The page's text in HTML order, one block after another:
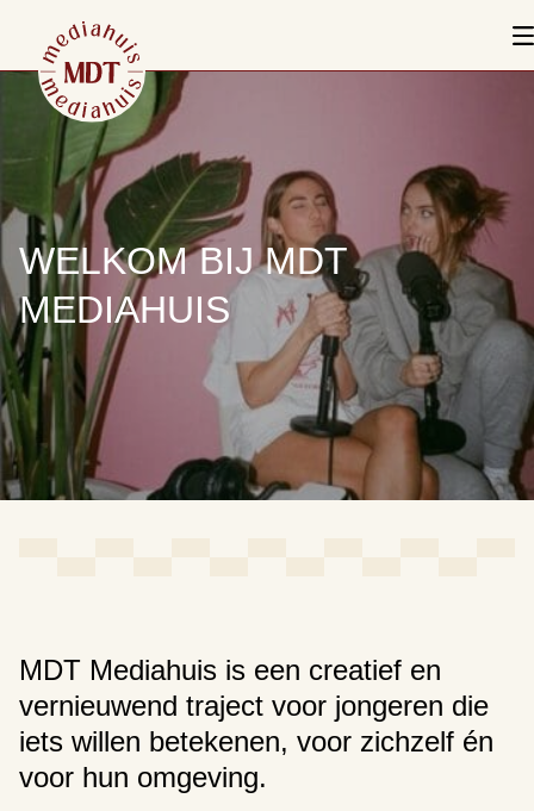
WELKOM BIJ MDT
MEDIAHUIS
MDT Mediahuis is een creatief en
vernieuwend traject voor jongeren die
iets willen betekenen, voor zichzelf én
voor hun omgeving.